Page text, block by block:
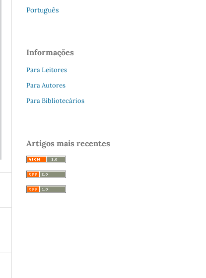
Português
Informações
Para Leitores
Para Autores
Para Bibliotecários
Artigos mais recentes